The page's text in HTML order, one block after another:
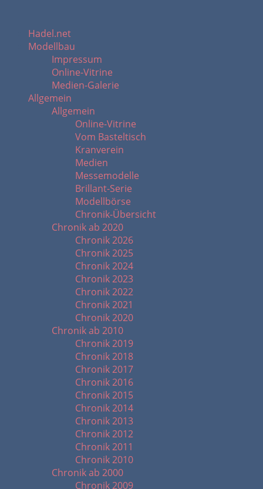
Hadel.net
Modellbau
Impressum
Online-Vitrine
Medien-Galerie
Allgemein
Allgemein
Online-Vitrine
Vom Basteltisch
Kranverein
Medien
Messemodelle
Brillant-Serie
Modellbörse
Chronik-Übersicht
Chronik ab 2020
Chronik 2026
Chronik 2025
Chronik 2024
Chronik 2023
Chronik 2022
Chronik 2021
Chronik 2020
Chronik ab 2010
Chronik 2019
Chronik 2018
Chronik 2017
Chronik 2016
Chronik 2015
Chronik 2014
Chronik 2013
Chronik 2012
Chronik 2011
Chronik 2010
Chronik ab 2000
Chronik 2009